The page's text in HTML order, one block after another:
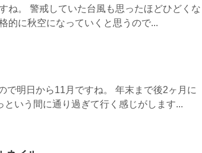
ね。 警戒していた台風も思ったほどひどくな
的に秋空になっていくと思うので...
で明日から11月ですね。 年末まで後2ヶ月に
いう間に通り過ぎて行く感じがします...